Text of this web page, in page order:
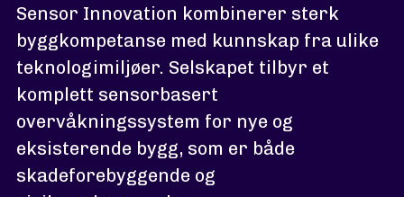
Sensor Innovation kombinerer sterk
byggkompetanse med kunnskap fra ulike
teknologimiljøer. Selskapet tilbyr et
komplett sensorbasert
overvåkningssystem for nye og
eksisterende bygg, som er både
skadeforebyggende og